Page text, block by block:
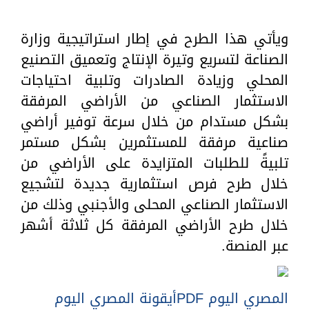
ويأتي هذا الطرح في إطار استراتيجية وزارة
الصناعة لتسريع وتيرة الإنتاج وتعميق التصنيع
المحلي وزيادة الصادرات وتلبية احتياجات
الاستثمار الصناعي من الأراضي المرفقة
بشكل مستدام من خلال سرعة توفير أراضي
صناعية مرفقة للمستثمرين بشكل مستمر
تلبيةً للطلبات المتزايدة على الأراضي من
خلال طرح فرص استثمارية جديدة لتشجيع
الاستثمار الصناعي المحلى والأجنبي وذلك من
خلال طرح الأراضي المرفقة كل ثلاثة أشهر
عبر المنصة.
المصري اليوم PDF
أيقونة المصري اليوم